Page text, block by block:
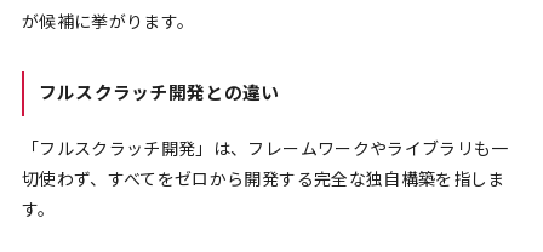
が候補に挙がります。
フルスクラッチ開発との違い
「フルスクラッチ開発」は、フレームワークやライブラリも一
切使わず、すべてをゼロから開発する完全な独自構築を指しま
す。